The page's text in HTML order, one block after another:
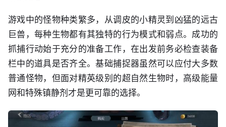
游戏中的怪物种类繁多，从调皮的小精灵到凶猛的远古
巨兽，每种生物都有其独特的行为模式和弱点。成功的
抓捕行动始于充分的准备工作，在出发前务必检查装备
栏中的道具是否齐全。基础捕捉器虽然可以应付大多数
普通怪物，但面对精英级别的超自然生物时，高级能量
网和特殊镇静剂才是更可靠的选择。